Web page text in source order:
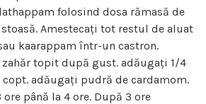
folosind dosa rămasă de
Amestecați tot restul de aluat
kaarappam într-un castron.
zahăr topit după gust. adăugați 1/4
adăugați pudră de cardamom.
până la 4 ore. După 3 ore